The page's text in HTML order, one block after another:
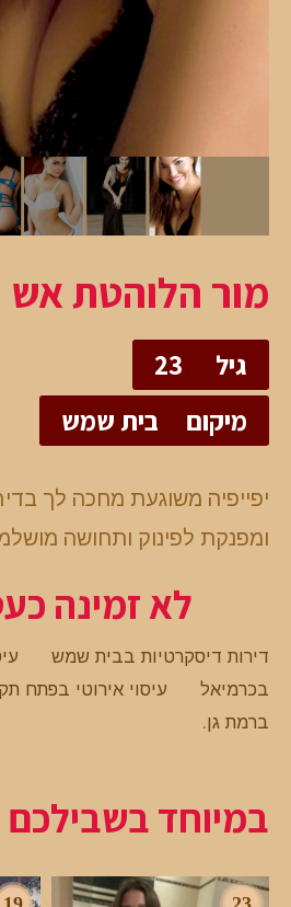
מור הלוהטת אש
גיל
23
מיקום
בית שמש
יפייפיה משוגעת מחכה לך
ומפנקת לפינוק ותחושה
לא זמינה
דירות דיסקרטיות בבית שמש
בכרמיאל
עיסוי אירוטי בפתח
ברמת גן.
במיוחד בשבילכם